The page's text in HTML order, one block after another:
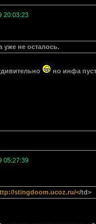
20:03:23
уже не осталось.
но инфа
05:27:39
stingdoom.ucoz.ru/</td>